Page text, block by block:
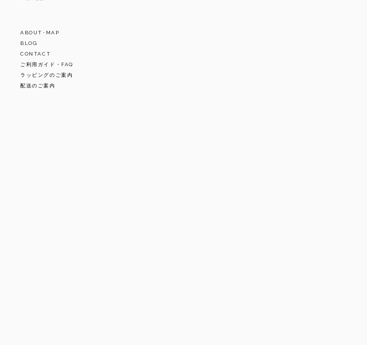
ABOUT･MAP
BLOG
CONTACT
ご利用ガイド・FAQ
ラッピングのご案内
配送のご案内